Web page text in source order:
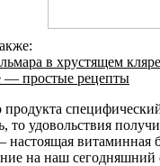
в хрустящем
— простые рецепты
продукта
то удовольствия
настоящая витаминная
на наш сегодняшний